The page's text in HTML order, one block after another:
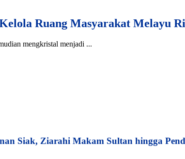
Ruang Masyarakat Melayu
mengkristal menjadi ...
Siak, Ziarahi Makam Sultan hingga